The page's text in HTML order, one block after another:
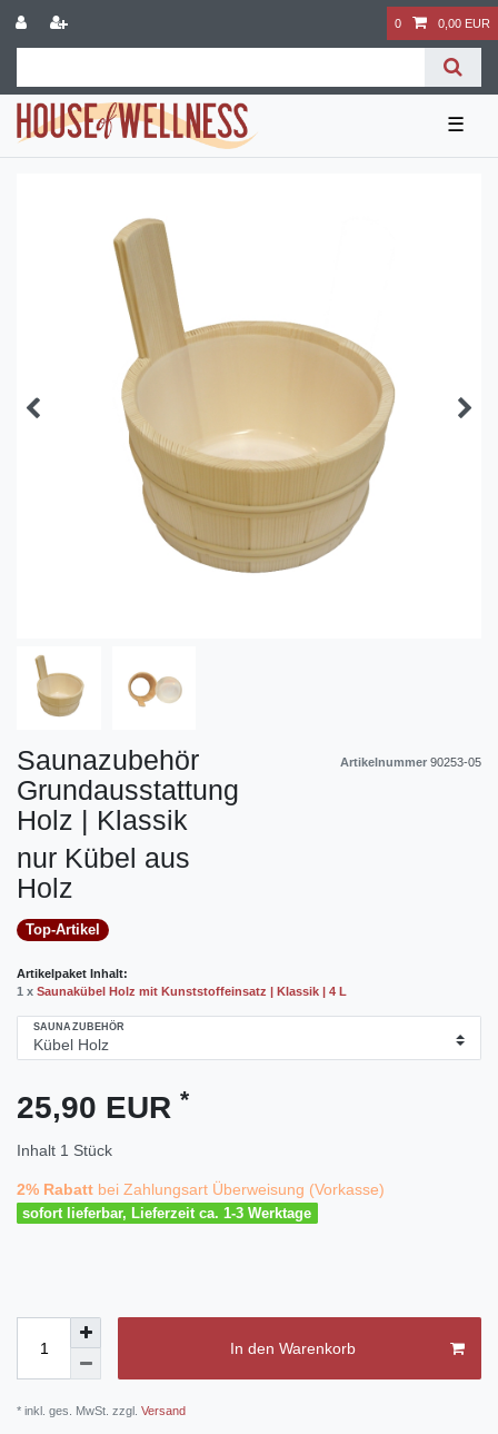
0 0,00 EUR
☰
Saunazubehör
Grundausstattung
Holz | Klassik
nur Kübel aus
Holz
Artikelnummer 90253-05
Top-Artikel
Artikelpaket Inhalt:
1 x Saunakübel Holz mit Kunststoffeinsatz | Klassik | 4 L
SAUNAZUBEHÖR
25,90 EUR *
Inhalt 1 Stück
2% Rabatt bei Zahlungsart Überweisung (Vorkasse)
sofort lieferbar, Lieferzeit ca. 1-3 Werktage
In den Warenkorb
* inkl. ges. MwSt. zzgl. Versand